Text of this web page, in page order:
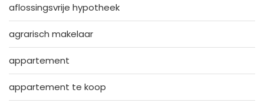
aflossingsvrije hypotheek
agrarisch makelaar
appartement
appartement te koop